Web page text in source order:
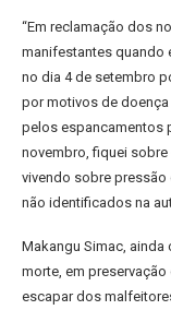
“Em reclamação dos
manifestantes quando
no dia 4 de setembro
por motivos de
pelos espancamentos
novembro, fiquei
vivendo sobre
não identificados na
Makangu Simac,
morte, em
escapar dos